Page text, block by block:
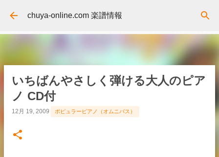
スキップしてメイン コンテンツに移動
chuya-online.com 楽譜情報
いちばんやさしく弾ける大人のピア
ノ CD付
12月 19, 2009 ポピュラーピアノ（オムニバス）